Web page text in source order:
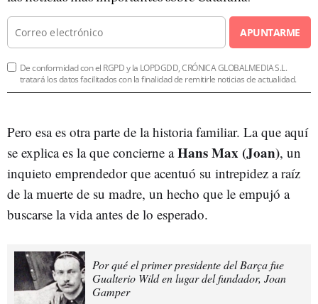
APUNTARME
De conformidad con el RGPD y la LOPDGDD, CRÓNICA GLOBALMEDIA S.L.
tratará los datos facilitados con la finalidad de remitirle noticias de actualidad.
Pero esa es otra parte de la historia familiar. La que aquí
se explica es la que concierne aHans Max (Joan), un
inquieto emprendedor que acentuó su intrepidez a raíz
de la muerte de su madre, un hecho que le empujó a
buscarse la vida antes de lo esperado.
Por qué el primer presidente del Barça fue
Gualterio Wild en lugar del fundador, Joan
Gamper